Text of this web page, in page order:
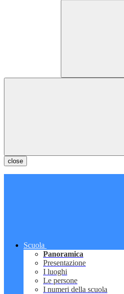
close
Scuola
Panoramica
Presentazione
I luoghi
Le persone
I numeri della scuola